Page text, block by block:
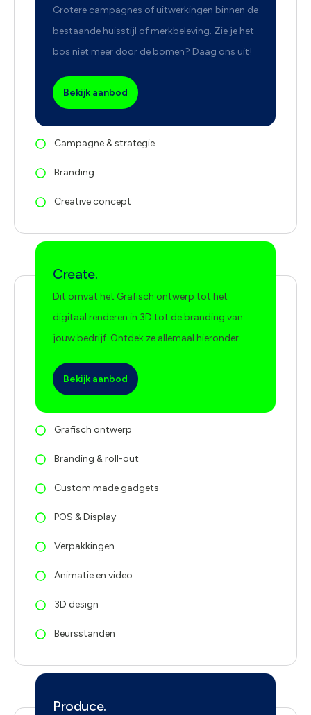
Grotere campagnes of uitwerkingen binnen de
bestaande huisstijl of merkbeleving. Zie je het
bos niet meer door de bomen? Daag ons uit!
Bekijk aanbod
Campagne & strategie
Branding
Creative concept
Create.
Dit omvat het Grafisch ontwerp tot het
digitaal renderen in 3D tot de branding van
jouw bedrijf. Ontdek ze allemaal hieronder.
Bekijk aanbod
Grafisch ontwerp
Branding & roll-out
Custom made gadgets
POS & Display
Verpakkingen
Animatie en video
3D design
Beursstanden
Produce.